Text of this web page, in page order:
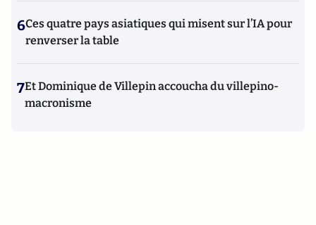
6Ces quatre pays asiatiques qui misent sur l’IA pour
renverser la table
7Et Dominique de Villepin accoucha du villepino-
macronisme